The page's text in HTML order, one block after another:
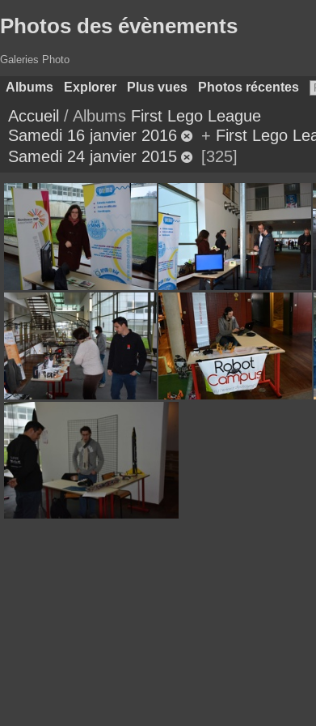
Photos des évènements
Galeries Photo
Albums Explorer Plus vues Photos récentes
Accueil / Albums First Lego League
Samedi 16 janvier 2016
+ First Lego
Samedi 24 janvier 2015
325
DSC 0175 DSC 0177
DSC 0184